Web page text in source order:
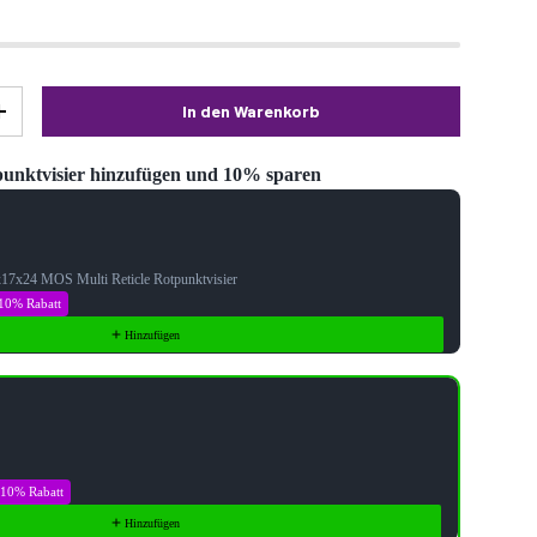
In den Warenkorb
hinzufügen und 10% sparen
buttons to navigate through product recommendations, or scroll
MOS Multi Reticle Rotpunktvisier
10% Rabatt
Hinzufügen
10% Rabatt
Hinzufügen